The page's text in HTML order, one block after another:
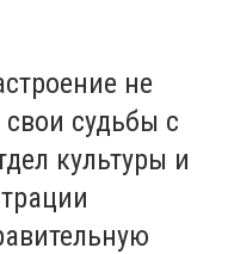
не
свои судьбы с
культуры и